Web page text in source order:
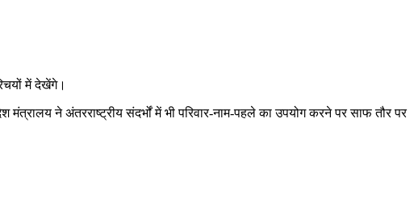
में देखेंगे।
ने अंतरराष्ट्रीय संदर्भों में भी परिवार-नाम-पहले का उपयोग करने पर साफ तौर पर